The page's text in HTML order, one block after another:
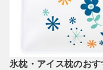
氷枕・アイス枕のお